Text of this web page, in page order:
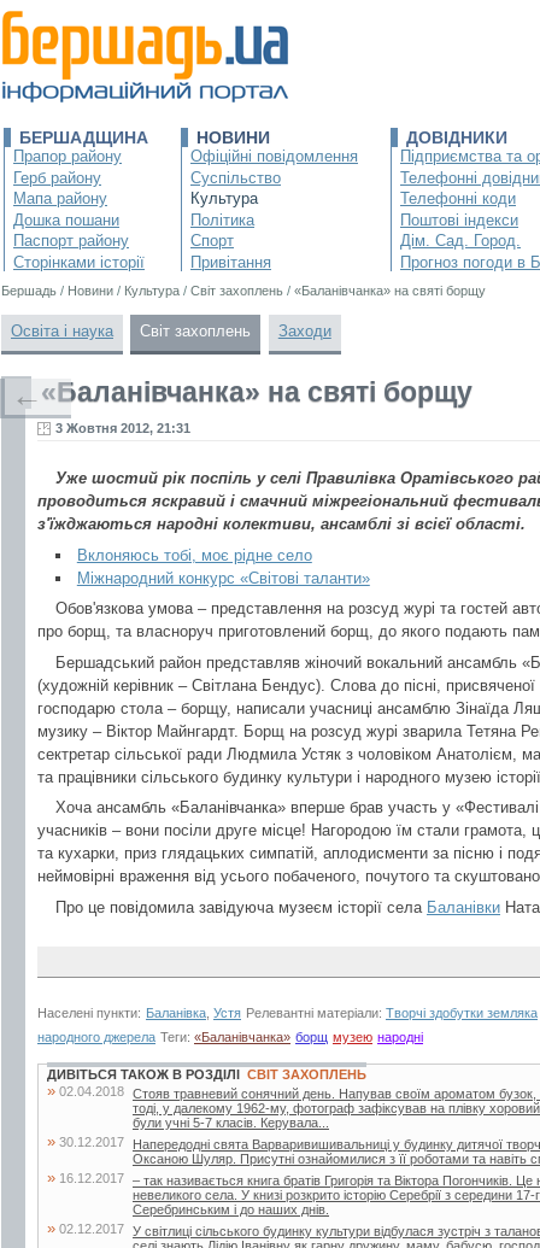
БЕРШАДЩИНА
Прапор району
Герб району
Мапа району
Дошка пошани
Паспорт району
Сторінками історії
НОВИНИ
Офіційні повідомлення
Суспільство
Культура
Політика
Спорт
Привітання
ДОВІДНИКИ
Підприємства та
Телефонні
Телефонні коди
Поштові індекси
Дім. Сад. Город.
Прогноз погоди в
Бершадь / Новини / Культура / Світ захоплень / «Баланівчанка» на святі борщу
Освіта і наука Світ захоплень Заходи
«Баланівчанка» на святі борщу
3 Жовтня 2012, 21:31
Уже шостий рік поспіль у селі Правилівка Оратівського
проводиться яскравий і смачний міжрегіональний
з'їжджаються народні колективи, ансамблі зі всієї області.
Вклоняюсь тобі, моє рідне село
Міжнародний конкурс «Світові таланти»
Обов'язкова умова – представлення на розсуд журі та гостей
про борщ, та власноруч приготовлений борщ, до якого подають
Бершадський район представляв жіночий вокальний ансамбль
(художній керівник – Світлана Бендус). Слова до пісні,
господарю стола – борщу, написали учасниці ансамблю Зінаїда
музику – Віктор Майнгардт. Борщ на розсуд журі зварила Тетяна
сектретар сільської ради Людмила Устяк з чоловіком Анатолієм,
та працівники сільського будинку культури і народного музею
Хоча ансамбль «Баланівчанка» вперше брав участь у
учасників – вони посіли друге місце! Нагородою їм стали грамота,
та кухарки, приз глядацьких симпатій, аплодисменти за пісню і
неймовірні враження від усього побаченого, почутого та
Про це повідомила завідуюча музеєм історії села Баланівки
Населені пункти: Баланівка Устя Релевантні матеріали: Творчі здобутки земляка
народного джерела Теги: «Баланівчанка» борщ музею народні
←
ДИВІТЬСЯ ТАКОЖ В РОЗДІЛІ СВІТ ЗАХОПЛЕНЬ
» 02.04.2018 Стояв травневий сонячний день. Напував своїм ароматом
тоді, у далекому 1962-му, фотограф зафіксував на плівку
були учні 5-7 класів. Керувала...
» 30.12.2017
Напередодні свята Варваривишивальниці у будинку дитячої
Оксаною Шуляр. Присутні ознайомилися з її роботами та
» 16.12.2017 – так називається книга братів Григорія та Віктора Погончиків.
невеликого села. У книзі розкрито історію Серебрії з середини
Серебринським і до наших днів.
» 02.12.2017 У світлиці сільського будинку культури відбулася зустріч з